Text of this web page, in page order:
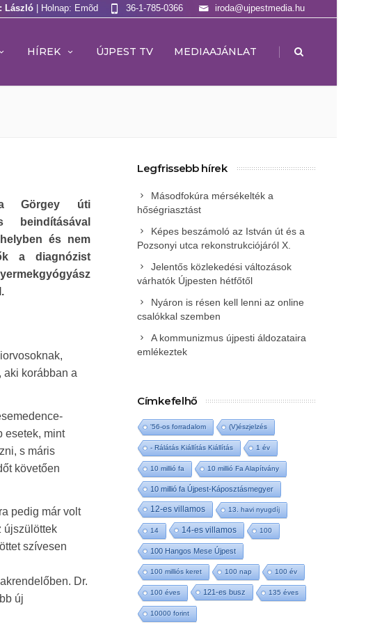
László | Holnap: Emõd iroda@ujpestmedia.hu
36-1-785-0366
HÍREK ÚJPEST TV MEDIAAJÁNLAT |
a Görgey úti
beindításával
és nem
a diagnózist
aki korábban a
esetek, mint
s máris
követően
pedig már volt
újszülöttek
szívesen
Dr.
új
Legfrissebb hírek
Másodfokúra mérsékelték a
hőségriasztást
Képes beszámoló az István út és a
Pozsonyi utca rekonstrukciójáról X.
Jelentős közlekedési változások
várhatók Újpesten hétfőtől
Nyáron is résen kell lenni az online
csalókkal szemben
A kommunizmus újpesti áldozataira
emlékeztek
Címkefelhő
'56-os forradalom (V)észjelzés
- Rálátás Kiállítás Kiállítás 1 év
10 millió fa 10 millió Fa Alapítvány
10 millió fa Újpest-Káposztásmegyer
12-es villamos 13. havi nyugdíj
14 14-es villamos 100
100 Hangos Mese Újpest
100 milliós keret 100 nap 100 év
100 éves 121-es busz 135 éves
10000 forint